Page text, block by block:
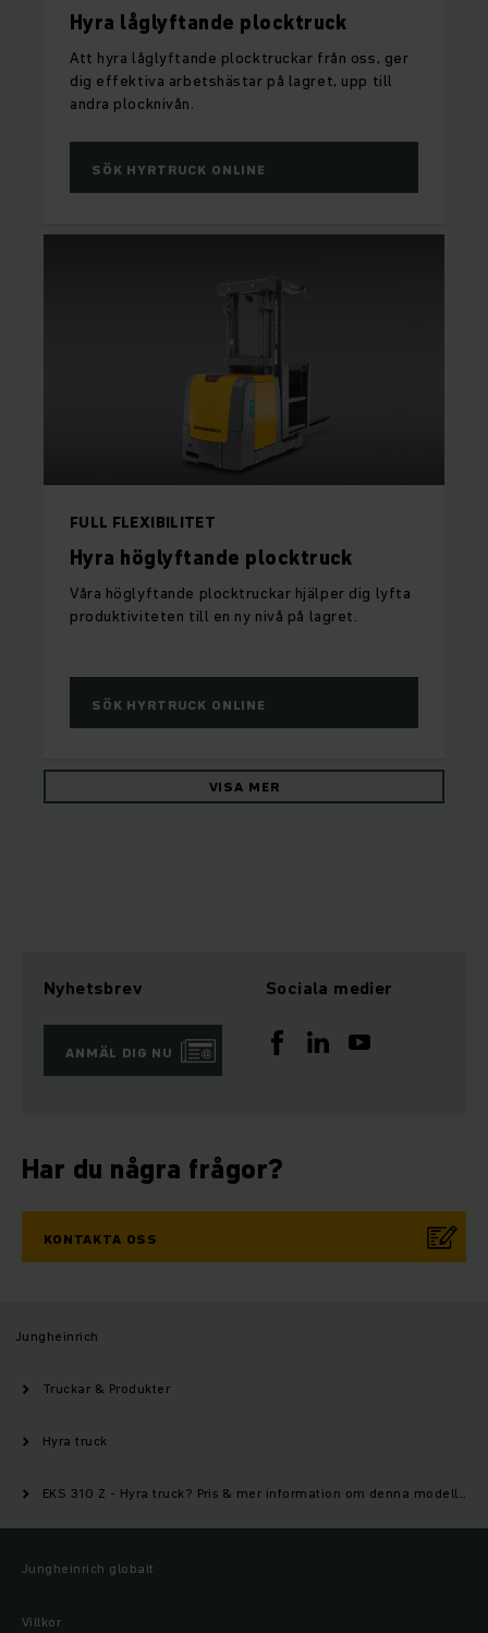
Hyra låglyftande plocktruck
Att hyra låglyftande plocktruckar från oss, ger
dig effektiva arbetshästar på lagret, upp till
andra plocknivån.
SÖK HYRTRUCK ONLINE
FULL FLEXIBILITET
Hyra höglyftande plocktruck
Våra höglyftande plocktruckar hjälper dig lyfta
produktiviteten till en ny nivå på lagret.
SÖK HYRTRUCK ONLINE
VISA MER
Nyhetsbrev
ANMÄL DIG NU
Sociala medier
Har du några frågor?
KONTAKTA OSS
Jungheinrich
Truckar & Produkter
Hyra truck
EKS 310 Z - Hyra truck? Pris & mer information om denna modell | Jungheinrich
Jungheinrich globalt
Villkor